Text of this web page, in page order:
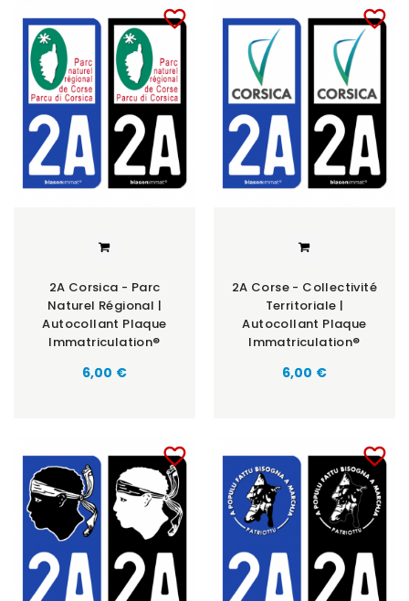
favorite_border
2A Corsica - Parc
Naturel Régional |
Autocollant Plaque
Immatriculation®
6,00 €
favorite_border
2A Corse - Collectivité
Territoriale |
Autocollant Plaque
Immatriculation®
6,00 €
favorite_border favorite_border